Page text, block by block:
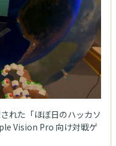
れた「ほぼ日のハッカソ
Vision Pro 向け対戦ゲ